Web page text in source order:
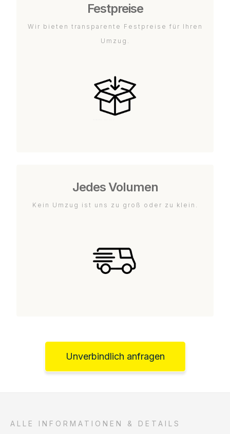
Festpreise
Wir bieten transparente Festpreise für Ihren
Umzug.
Jedes Volumen
Kein Umzug ist uns zu groß oder zu klein.
Unverbindlich anfragen
ALLE INFORMATIONEN & DETAILS